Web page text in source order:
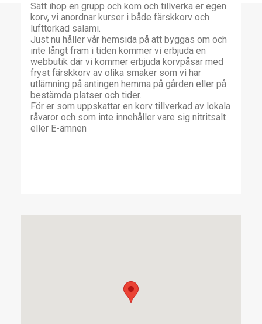
Sätt ihop en grupp och kom och tillverka er egen
korv, vi anordnar kurser i både färskkorv och
lufttorkad salami.
Just nu håller vår hemsida på att byggas om och
inte långt fram i tiden kommer vi erbjuda en
webbutik där vi kommer erbjuda korvpåsar med
fryst färskkorv av olika smaker som vi har
utlämning på antingen hemma på gården eller på
bestämda platser och tider.
För er som uppskattar en korv tillverkad av lokala
råvaror och som inte innehåller vare sig nitritsalt
eller E-ämnen